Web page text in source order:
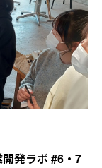
発ラボ #6・7